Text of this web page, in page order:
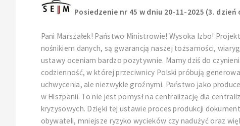
Posiedzenie nr 45 w dniu 20-11-2025 (3. dzień
Pani Marszałek! Państwo Ministrowie! Wysoka Izbo!
nośnikiem danych, są gwarancją naszej tożsamości,
ustawy oceniam bardzo pozytywnie. Mamy dziś do
codzienność, w której przeciwnicy Polski próbują
uchwycenia, ale niezwykle groźnymi. Państwo jako
w Hiszpanii. To nie jest pomysł na centralizację dla
kryzysowych. Dzięki tej ustawie proces produkcji
obywateli, mniejsze ryzyko wycieków czy nadużyć oraz